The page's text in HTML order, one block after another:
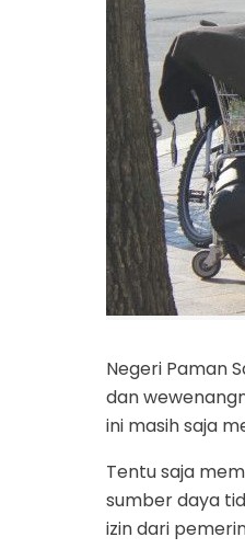
Negeri Paman
dan
ini masih saja
Tentu saja
sumber daya
izin dari